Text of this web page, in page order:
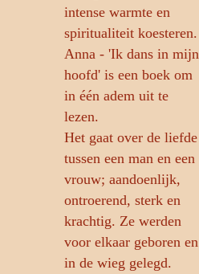
intense warmte en
spiritualiteit koesteren.
Anna - 'Ik dans in mijn
hoofd' is een boek om
in één adem uit te
lezen.
Het gaat over de liefde
tussen een man en een
vrouw; aandoenlijk,
ontroerend, sterk en
krachtig. Ze werden
voor elkaar geboren en
in de wieg gelegd.